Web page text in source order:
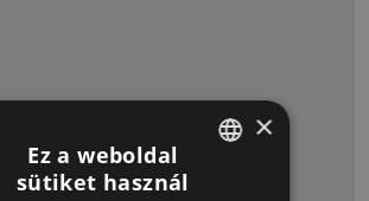
HUNGARIAN
×
Ez a weboldal
sütiket használ